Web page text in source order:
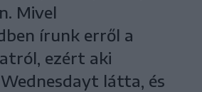
Mivel
írunk erről a
ezért aki
látta, és